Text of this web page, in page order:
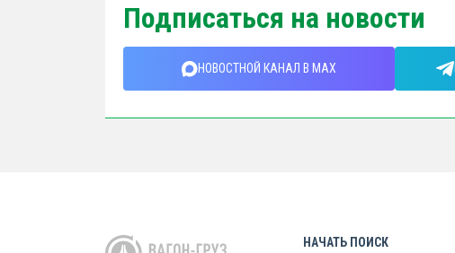
Подписаться на новости
НОВОСТНОЙ КАНАЛ В MAX
НАЧАТЬ ПОИСК